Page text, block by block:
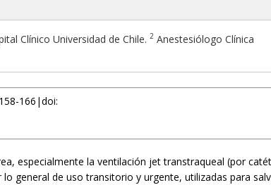
Clínico Universidad de Chile. 2Anestesiólogo Clínica
166|doi:
especialmente la ventilación jet transtraqueal (por
general de uso transitorio y urgente, utilizadas para